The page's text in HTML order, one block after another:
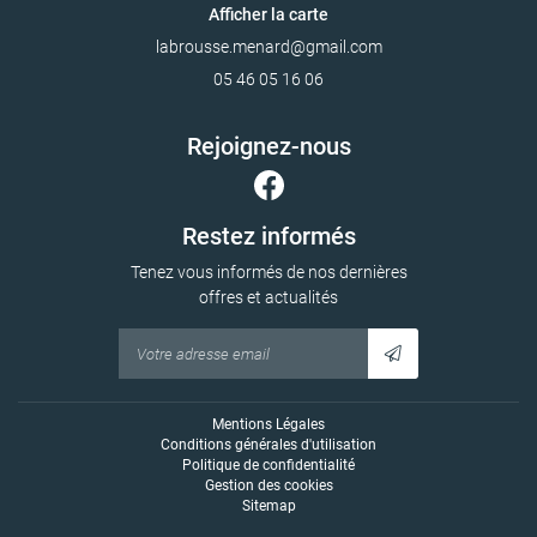
Afficher la carte
05 46 05 16 06
Rejoignez-nous
Restez informés
Tenez vous informés de nos dernières
offres et actualités
Mentions Légales
Conditions générales d'utilisation
Politique de confidentialité
Gestion des cookies
Sitemap